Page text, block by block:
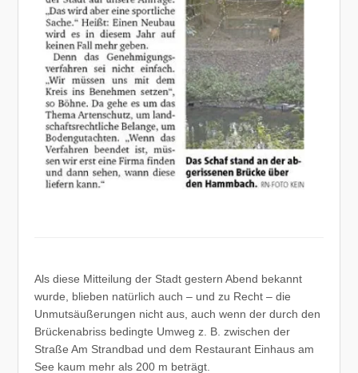
Als diese Mitteilung der Stadt gestern Abend bekannt
wurde, blieben natürlich auch – und zu Recht – die
Unmutsäußerungen nicht aus, auch wenn der durch den
Brückenabriss bedingte Umweg z. B. zwischen der
Straße Am Strandbad und dem Restaurant Einhaus am
See kaum mehr als 200 m beträgt.